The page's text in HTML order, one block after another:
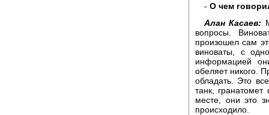
- О чем
Алан Касаев:
вопросы.
произошел сам
виноваты, с
информацией
обеляет никого.
обладать. Это
танк,
месте, они это
происходило.